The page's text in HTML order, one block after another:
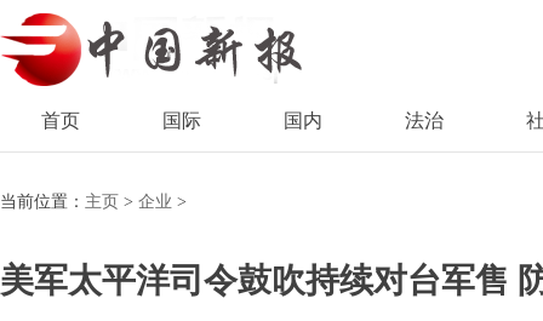
首页 国际 国内 法治
当前位置： 主页 > 企业 >
美军太平洋司令鼓吹持续对台军售